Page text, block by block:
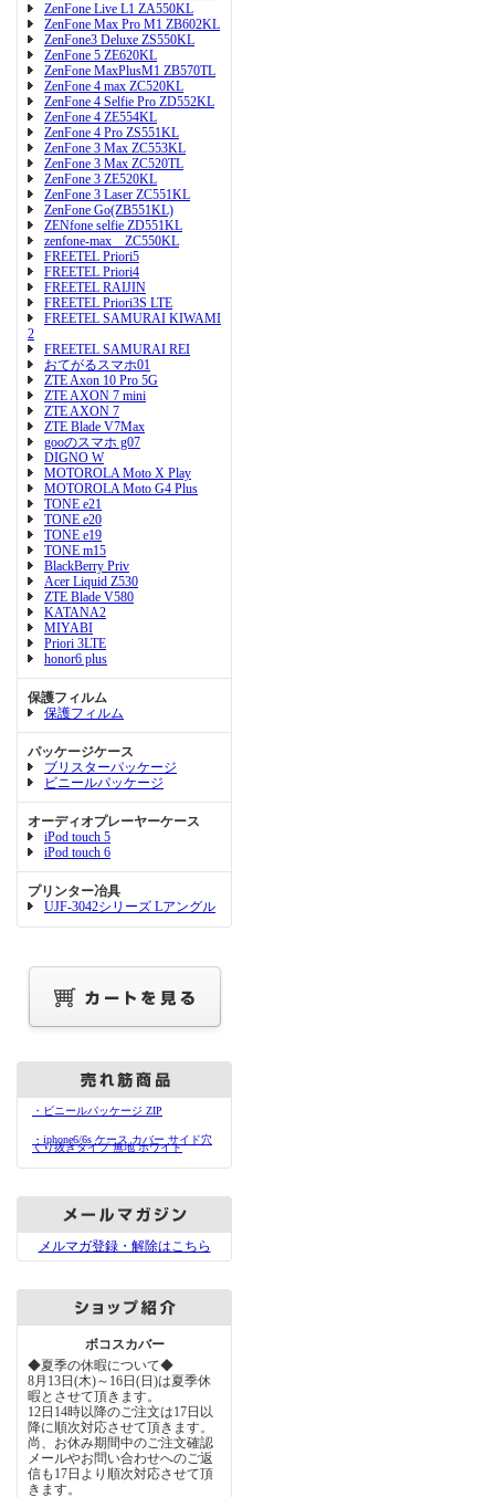
ZenFone Live L1 ZA550KL
ZenFone Max Pro M1 ZB602KL
ZenFone3 Deluxe ZS550KL
ZenFone 5 ZE620KL
ZenFone MaxPlusM1 ZB570TL
ZenFone 4 max ZC520KL
ZenFone 4 Selfie Pro ZD552KL
ZenFone 4 ZE554KL
ZenFone 4 Pro ZS551KL
ZenFone 3 Max ZC553KL
ZenFone 3 Max ZC520TL
ZenFone 3 ZE520KL
ZenFone 3 Laser ZC551KL
ZenFone Go(ZB551KL)
ZENfone selfie ZD551KL
zenfone-max ZC550KL
FREETEL Priori5
FREETEL Priori4
FREETEL RAIJIN
FREETEL Priori3S LTE
FREETEL SAMURAI KIWAMI
2
FREETEL SAMURAI REI
おてがるスマホ01
ZTE Axon 10 Pro 5G
ZTE AXON 7 mini
ZTE AXON 7
ZTE Blade V7Max
gooのスマホ g07
DIGNO W
MOTOROLA Moto X Play
MOTOROLA Moto G4 Plus
TONE e21
TONE e20
TONE e19
TONE m15
BlackBerry Priv
Acer Liquid Z530
ZTE Blade V580
KATANA2
MIYABI
Priori 3LTE
honor6 plus
保護フィルム
保護フィルム
パッケージケース
ブリスターパッケージ
ビニールパッケージ
オーディオプレーヤーケース
iPod touch 5
iPod touch 6
プリンター冶具
UJF-3042シリーズ Lアングル
・ビニールパッケージ ZIP
・iphone6/6s ケース カバー サイド穴
くり抜きタイプ 無地 ホワイト
メルマガ登録・解除はこちら
ボコスカバー
◆夏季の休暇について◆
8月13日(木)～16日(日)は夏季休
暇とさせて頂きます。
12日14時以降のご注文は17日以
降に順次対応させて頂きます。
尚、お休み期間中のご注文確認
メールやお問い合わせへのご返
信も17日より順次対応させて頂
きます。